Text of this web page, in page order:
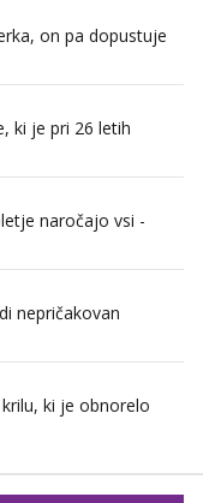
on pa dopustuje
ki je pri 26 letih
naročajo vsi -
nepričakovan
ki je obnorelo